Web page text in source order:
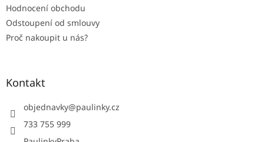
Hodnocení obchodu
Odstoupení od smlouvy
Proč nakoupit u nás?
Kontakt
objednavky@paulinky.cz
733 755 999